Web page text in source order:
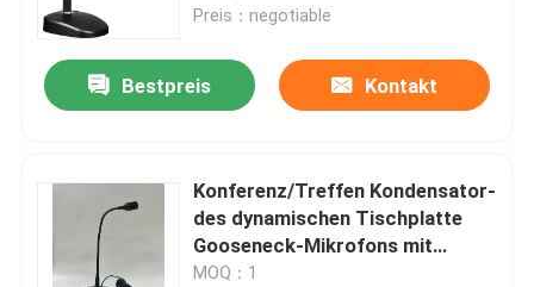
Preis：negotiable
Bestpreis Kontakt
Konferenz/Treffen Kondensator-
des dynamischen Tischplatte
Gooseneck-Mikrofons mit
symmetrischem Ausgang
MOQ：1